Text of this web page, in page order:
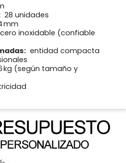
28 unidades
mm
inoxidable (confiable
entidad compacta
kg (según tamaño y